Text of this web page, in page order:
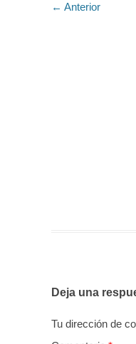
← Anterior
Deja una
Tu dirección de